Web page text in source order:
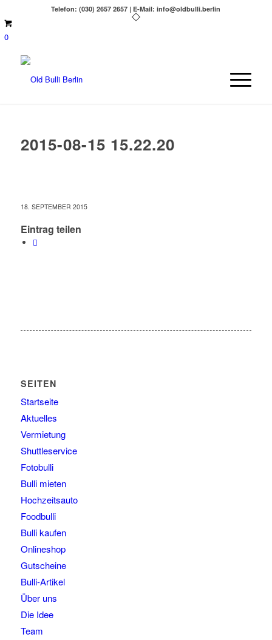
Telefon: (030) 2657 2657 | E-Mail: info@oldbulli.berlin
0
2015-08-15 15.22.20
18. SEPTEMBER 2015
Eintrag teilen
SEITEN
Startseite
Aktuelles
Vermietung
Shuttleservice
Fotobulli
Bulli mieten
Hochzeitsauto
Foodbulli
Bulli kaufen
Onlineshop
Gutscheine
Bulli-Artikel
Über uns
Die Idee
Team